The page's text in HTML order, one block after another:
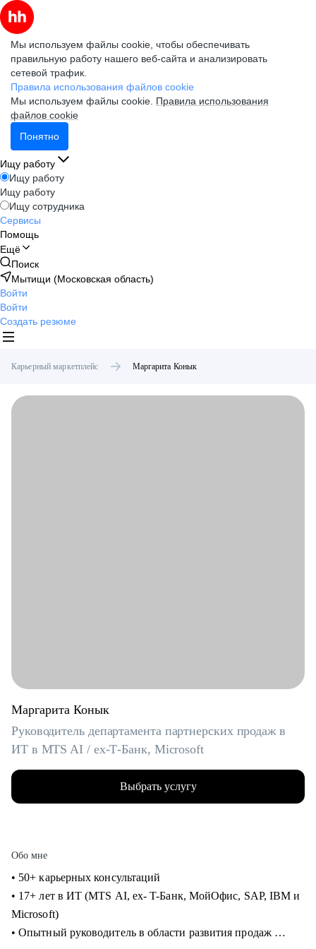
Мы используем файлы cookie, чтобы обеспечивать
правильную работу нашего веб-сайта и анализировать
сетевой трафик.
Правила использования файлов cookie
Мы используем файлы cookie. Правила использования
файлов cookie
Понятно
Ищу работу
Ищу работу
Ищу работу
Ищу сотрудника
Сервисы
Помощь
Ещё
Поиск
Мытищи (Московская область)
Войти
Войти
Создать резюме
Карьерный маркетплейс Маргарита Конык
Маргарита Конык
Руководитель департамента партнерских продаж в
ИТ в MTS AI / ex-Т-Банк, Microsoft
Выбрать услугу
Обо мне
• 50+ карьерных консультаций
• 17+ лет в ИТ (MTS AI, ex- T-Банк, МойОфис, SAP, IBM и
Microsoft)
• Опытный руководитель в области развития продаж